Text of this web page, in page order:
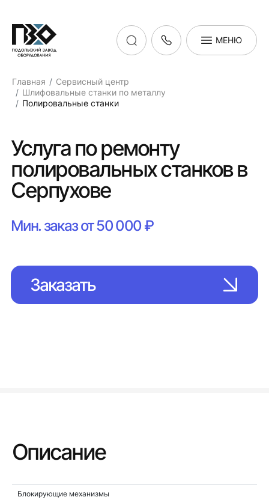
МЕНЮ
Главная
Сервисный центр
Шлифовальные станки по металлу
Полировальные станки
Услуга по ремонту
полировальных станков в
Серпухове
Мин. заказ от 50 000 ₽
Заказать
Описание
Блокирующие механизмы